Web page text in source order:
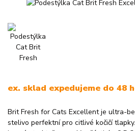
ex. sklad expedujeme do 48
Brit Fresh for Cats Excellent je ultra-
stelivo perfektní pro citlivé kočičí